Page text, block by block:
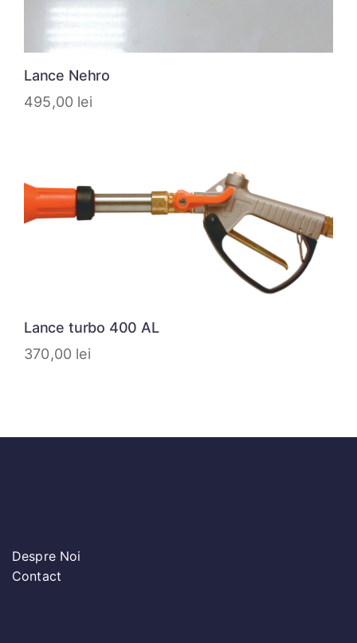
Lance Nehro
495,00 lei
Lance turbo 400 AL
370,00 lei
Despre Noi
Contact